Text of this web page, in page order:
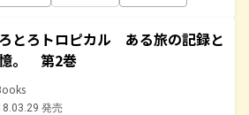
とろトロピカル ある旅の記録と
。 第2巻
発売